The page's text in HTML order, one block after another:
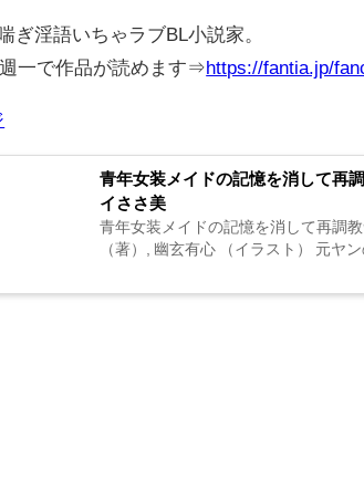
ぎ淫語いちゃラブBL小説家。
一で作品が読めます⇒https://fantia.jp/
青年女装メイドの記憶を消して再
イささ美
青年女装メイドの記憶を消して再調
（著）, 幽玄有心 （イラスト） 元ヤ